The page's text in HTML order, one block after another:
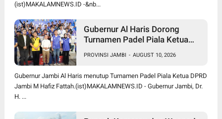
(ist)MAKALAMNEWS.ID -&nb...
Gubernur Al Haris Dorong
Turnamen Padel Piala Ketua
Berkelanjutan dan Lebih Besar
PROVINSI JAMBI - AUGUST 10, 2026
Gubernur Jambi Al Haris menutup Turnamen Padel Piala Ketua DPRD
Jambi M Hafiz Fattah.(ist)MAKALAMNEWS.ID - Gubernur Jambi, Dr.
H. ...